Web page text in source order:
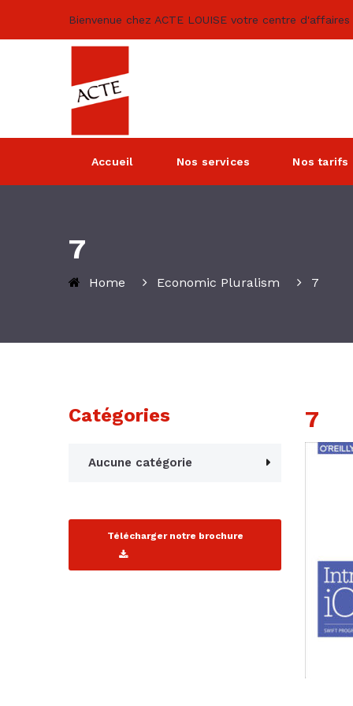
Bienvenue chez ACTE LOUISE votre centre
Accueil Nos services Nos tarifs
7
Home Economic Pluralism 7
7
Catégories
Aucune catégorie
Télécharger notre brochure